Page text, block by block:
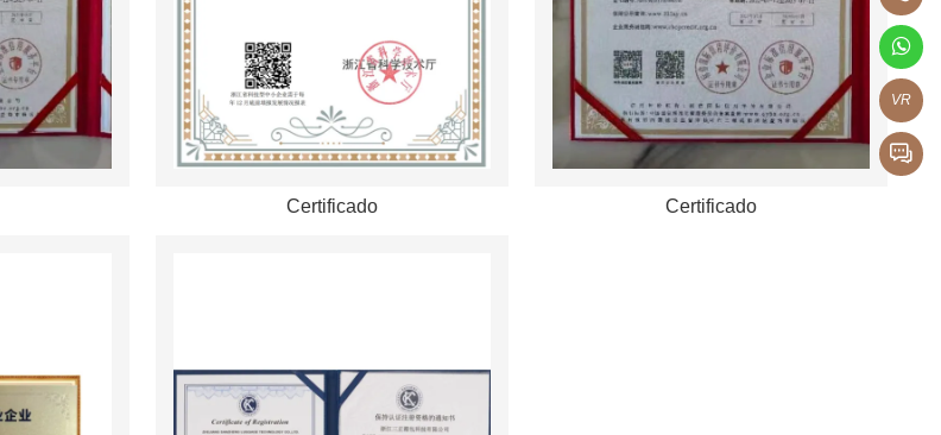
Certificado Certificado
VR